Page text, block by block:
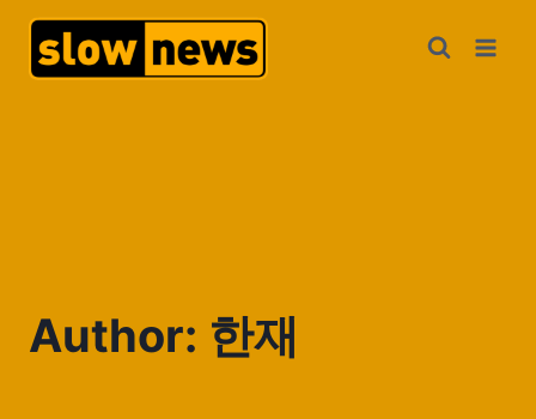
Author: 한재